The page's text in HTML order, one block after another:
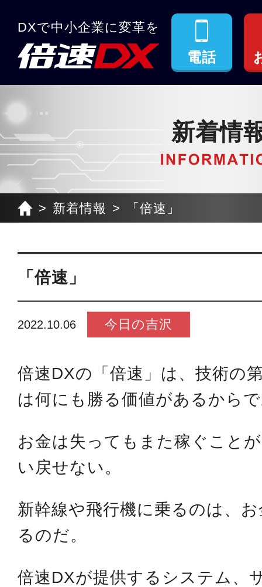
DXで中小企業に変革を
電話
新着情
新着情報 「倍速」
「倍速」
2022.10.06 今日の吉沢
倍速DXの「倍速」は、技術の
は何にも勝る価値があるから
お金は失ってもまた稼ぐこと
い戻せない。
新幹線や飛行機に乗るのは、
るのだ。
倍速DXが提供するシステム、